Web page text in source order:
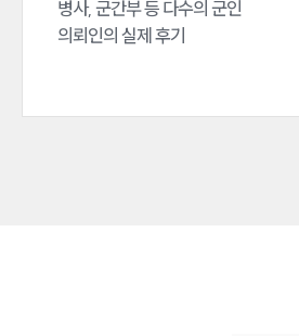
병사, 군간부 등 다수의 군인
의뢰인의 실제 후기